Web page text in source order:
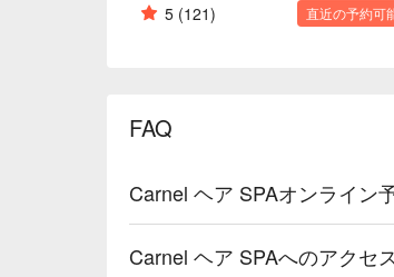
5 (121) 直近の予約可
FAQ
Carnel ヘア SPAオンライン
Carnel ヘア SPAへのアクセ